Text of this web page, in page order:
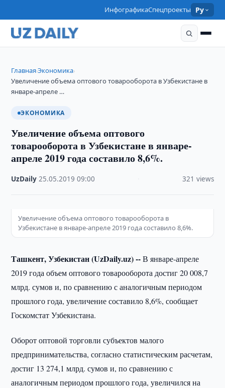
ИнфографикаСпецпроекты Ру
Главная›Экономика›
Увеличение объема оптового товарооборота в Узбекистане в
январе-апреле …
ЭКОНОМИКА
Увеличение объема оптового
товарооборота в Узбекистане в январе-
апреле 2019 года составило 8,6%.
UzDaily ·25.05.2019 ·09:00 321 views
Увеличение объема оптового товарооборота в
Узбекистане в январе-апреле 2019 года составило 8,6%.
Ташкент, Узбекистан (UzDaily.uz) --В январе-апреле
2019 года объем оптового товарооборота достиг 20 008,7
млрд. сумов и, по сравнению с аналогичным периодом
прошлого года, увеличение составило 8,6%, сообщает
Госкомстат Узбекистана.
Оборот оптовой торговли субъектов малого
предпринимательства, согласно статистическим расчетам,
достиг 13 274,1 млрд. сумов и, по сравнению с
аналогичным периодом прошлого года, увеличился на